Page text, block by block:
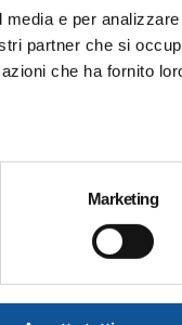
e per
partner che si
che ha fornito
Marketing
fuoco), via